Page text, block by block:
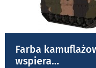
Farba
wspiera...